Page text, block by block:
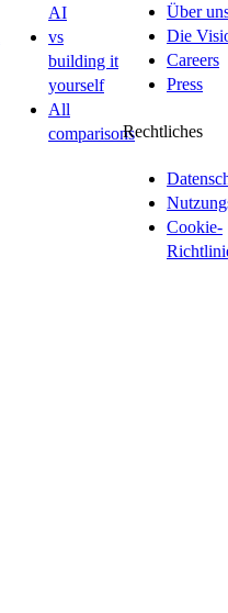
AI
vs
building it
yourself
All
comparisons
Über
Die
Careers
Press
Rechtliches
Cookie-